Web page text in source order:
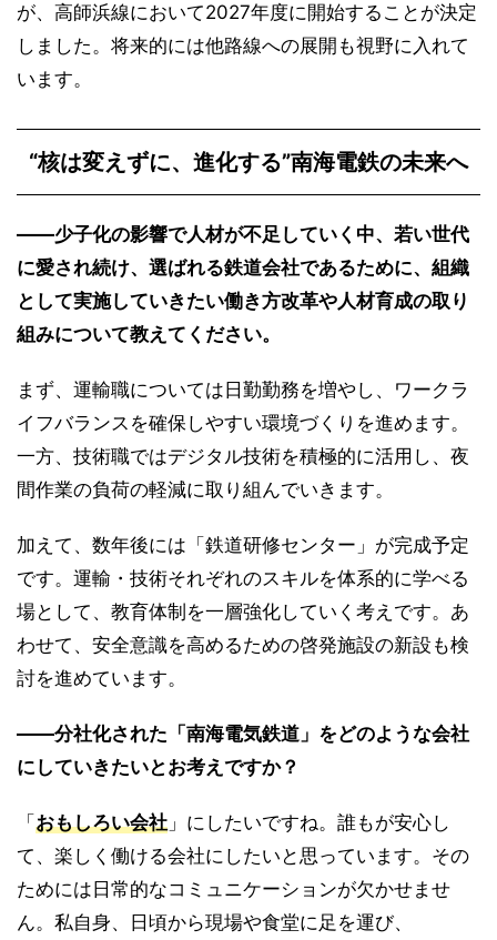
が、高師浜線において2027年度に開始することが決定
しました。将来的には他路線への展開も視野に入れて
います。
“核は変えずに、進化する”南海電鉄の未来へ
――少子化の影響で人材が不足していく中、若い世代
に愛され続け、選ばれる鉄道会社であるために、組織
として実施していきたい働き方改革や人材育成の取り
組みについて教えてください。
まず、運輸職については日勤勤務を増やし、ワークラ
イフバランスを確保しやすい環境づくりを進めます。
一方、技術職ではデジタル技術を積極的に活用し、夜
間作業の負荷の軽減に取り組んでいきます。
加えて、数年後には「鉄道研修センター」が完成予定
です。運輸・技術それぞれのスキルを体系的に学べる
場として、教育体制を一層強化していく考えです。あ
わせて、安全意識を高めるための啓発施設の新設も検
討を進めています。
――分社化された「南海電気鉄道」をどのような会社
にしていきたいとお考えですか？
「 おもしろい会社 」にしたいですね。誰もが安心し
て、楽しく働ける会社にしたいと思っています。その
ためには日常的なコミュニケーションが欠かせませ
ん。私自身、日頃から現場や食堂に足を運び、